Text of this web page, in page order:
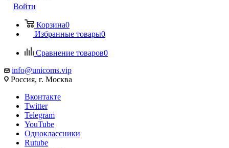
Войти
Корзина0
Избранные товары0
Сравнение товаров0
info@unicoms.vip
Россия, г. Москва
Вконтакте
Twitter
Telegram
YouTube
Одноклассники
Rutube